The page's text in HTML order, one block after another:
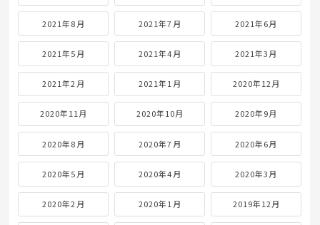
2021年8月 2021年7月 2021年6月
2021年5月 2021年4月 2021年3月
2021年2月 2021年1月 2020年12月
2020年11月 2020年10月 2020年9月
2020年8月 2020年7月 2020年6月
2020年5月 2020年4月 2020年3月
2020年2月 2020年1月 2019年12月